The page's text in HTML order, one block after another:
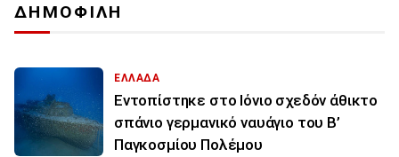
ΔΗΜΟΦΙΛΗ
ΕΛΛΑΔΑ
Εντοπίστηκε στο Ιόνιο σχεδόν άθικτο
σπάνιο γερμανικό ναυάγιο του Β’
Παγκοσμίου Πολέμου